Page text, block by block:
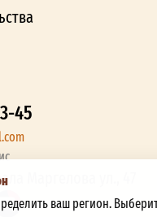
ваш регион.
45
Маргелова ул., 47